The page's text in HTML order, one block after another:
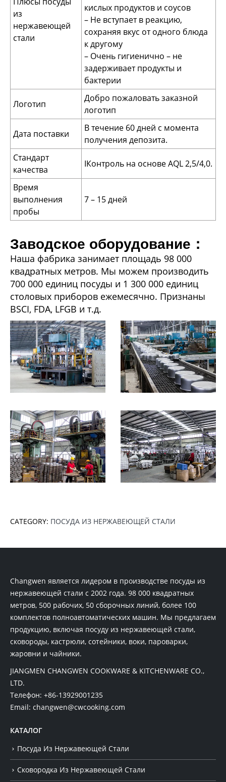
из
нержавеющей
стали
кислых продуктов и соусов
– Не вступает в реакцию,
сохраняя вкус от одного блюда
к другому
– Очень гигиенично – не
задерживает продукты и
бактерии
Логотип
Добро пожаловать заказной
логотип
Дата поставки
В течение 60 дней с момента
получения депозита.
Стандарт
качества
IКонтроль на основе AQL 2,5/4,0.
Время
выполнения
пробы
7 – 15 дней
Заводское оборудование：
Наша фабрика занимает площадь 98 000
квадратных метров. Мы можем производить
700 000 единиц посуды и 1 300 000 единиц
столовых приборов ежемесячно. Признаны
BSCI, FDA, LFGB и т.д.
CATEGORY: ПОСУДА ИЗ НЕРЖАВЕЮЩЕЙ СТАЛИ
Changwen является лидером в производстве посуды из
нержавеющей стали с 2002 года. 98 000 квадратных
метров, 500 рабочих, 50 сборочных линий, более 100
комплектов полноавтоматических машин. Мы предлагаем
продукцию, включая посуду из нержавеющей стали,
сковороды, кастрюли, сотейники, воки, пароварки,
жаровни и чайники.
JIANGMEN CHANGWEN COOKWARE & KITCHENWARE CO.,
LTD.
Телефон: +86-13929001235
Email: changwen@cwcooking.com
КАТАЛОГ
Посуда Из Нержавеющей Стали
Сковородка Из Нержавеющей Стали